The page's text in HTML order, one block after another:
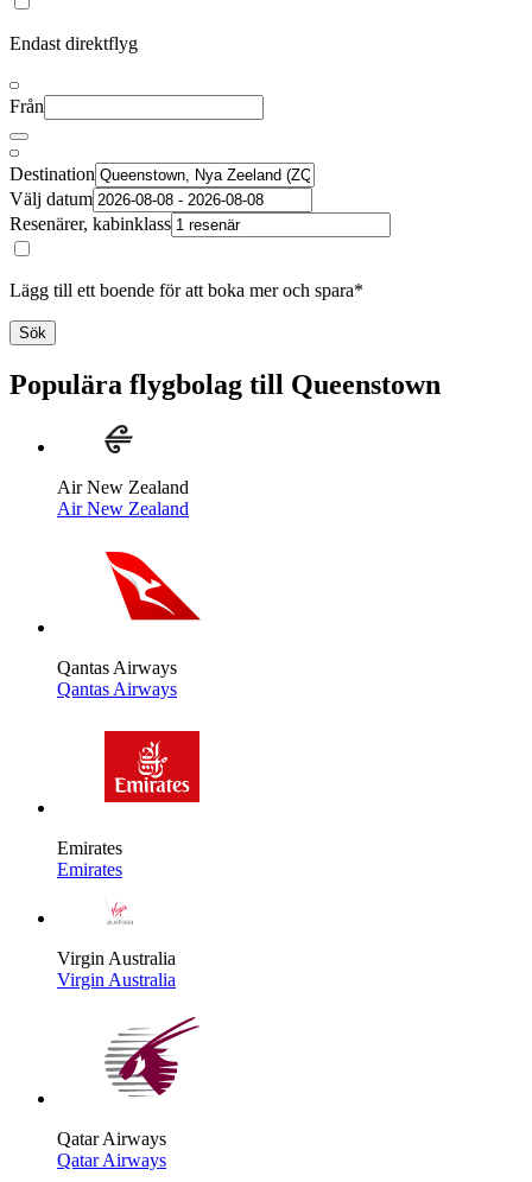
Endast direktflyg
Från
Destination
Välj datum
Resenärer, kabinklass
Lägg till ett boende för att boka mer och spara*
Sök
Populära flygbolag till Queenstown
Air New Zealand
Air New Zealand
Qantas Airways
Qantas Airways
Emirates
Emirates
Virgin Australia
Virgin Australia
Qatar Airways
Qatar Airways